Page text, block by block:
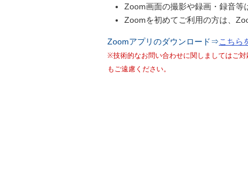
Zoom画面の撮影や録画・録音等
Zoomを初めてご利用の方は、
Zoomアプリのダウンロード⇒こちら
※技術的なお問い合わせに関しましてはご
もご遠慮ください。